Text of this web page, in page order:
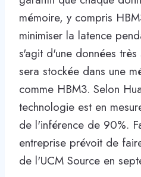
mémoire, y compris
minimiser la latence
s'agit d'une données
sera stockée dans une
comme HBM3. Selon
technologie est en
de l'inférence de 90%.
entreprise prévoit de
de l'UCM Source en